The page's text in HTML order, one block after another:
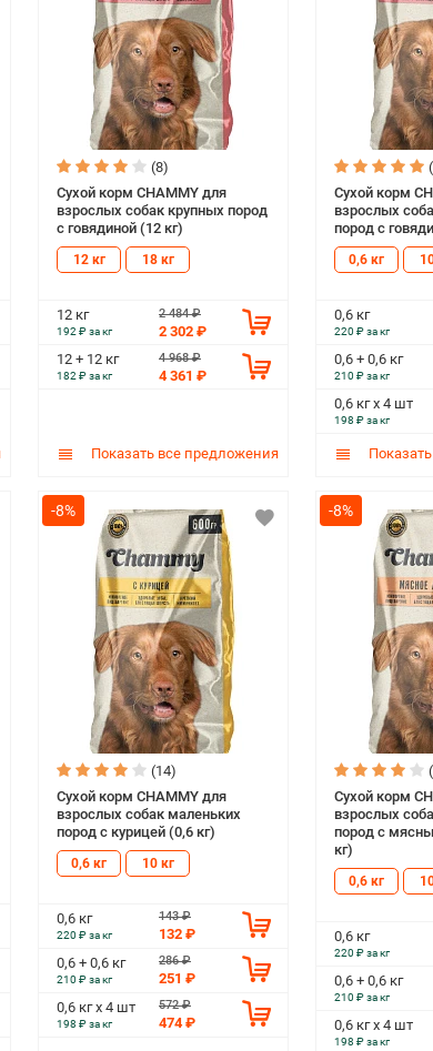
(8)
Сухой корм CHAMMY для
взрослых собак крупных пород
с говядиной (12 кг)
12 кг 18 кг
12 кг
192 ₽ за кг
2 484 ₽
2 302 ₽
12 + 12 кг
182 ₽ за кг
4 968 ₽
4 361 ₽
Показать все предложения
Сухой корм
взрослых
пород с
0,6 кг
0,6 кг
220 ₽ за кг
0,6 + 0,6 кг
210 ₽ за кг
0,6 кг х 4 шт
198 ₽ за кг
-8%
(14)
Сухой корм CHAMMY для
взрослых собак маленьких
пород с курицей (0,6 кг)
0,6 кг 10 кг
0,6 кг
220 ₽ за кг
143 ₽
132 ₽
0,6 + 0,6 кг
210 ₽ за кг
286 ₽
251 ₽
0,6 кг х 4 шт
198 ₽ за кг
572 ₽
474 ₽
-8%
Сухой корм
взрослых
пород с
кг)
0,6 кг
0,6 кг
220 ₽ за кг
0,6 + 0,6 кг
210 ₽ за кг
0,6 кг х 4 шт
198 ₽ за кг